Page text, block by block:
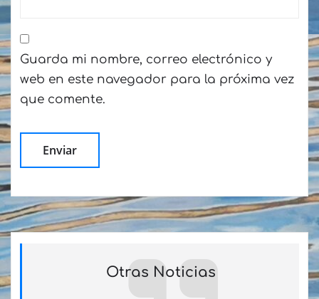
Guarda mi nombre, correo electrónico y
web en este navegador para la próxima vez
que comente.
Otras Noticias